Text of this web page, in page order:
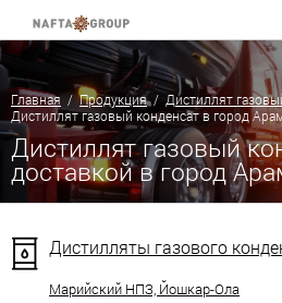
Главная /Продукция/ Дистиллят
Дистиллят газовый конденсат в город
Дистиллят газовый
доставкой в город
Дистилляты газового
Марийский НПЗ, Йошкар-Ола